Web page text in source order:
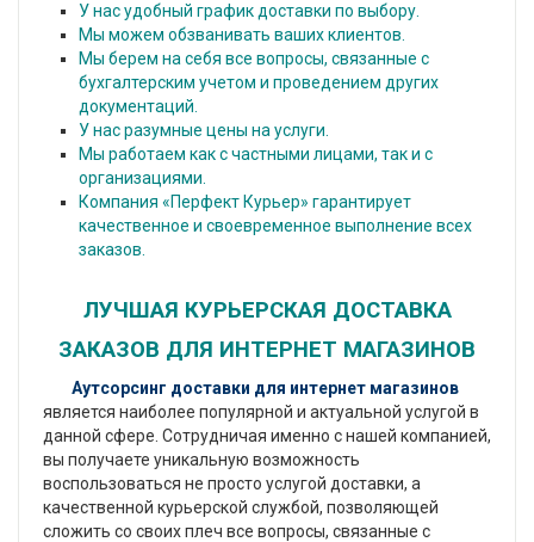
У нас удобный график доставки по выбору.
Мы можем обзванивать ваших клиентов.
Мы берем на себя все вопросы, связанные с
бухгалтерским учетом и проведением других
документаций.
У нас разумные цены на услуги.
Мы работаем как с частными лицами, так и с
организациями.
Компания «Перфект Курьер» гарантирует
качественное и своевременное выполнение всех
заказов.
ЛУЧШАЯ КУРЬЕРСКАЯ ДОСТАВКА
ЗАКАЗОВ ДЛЯ ИНТЕРНЕТ МАГАЗИНОВ
Аутсорсинг доставки для интернет магазинов
является наиболее популярной и актуальной услугой в
данной сфере. Сотрудничая именно с нашей компанией,
вы получаете уникальную возможность
воспользоваться не просто услугой доставки, а
качественной курьерской службой, позволяющей
сложить со своих плеч все вопросы, связанные с